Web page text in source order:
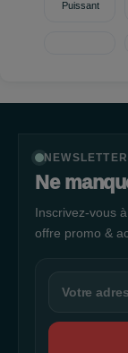
NEWSLETTER
Ne
Inscrivez-vous
offre promo &